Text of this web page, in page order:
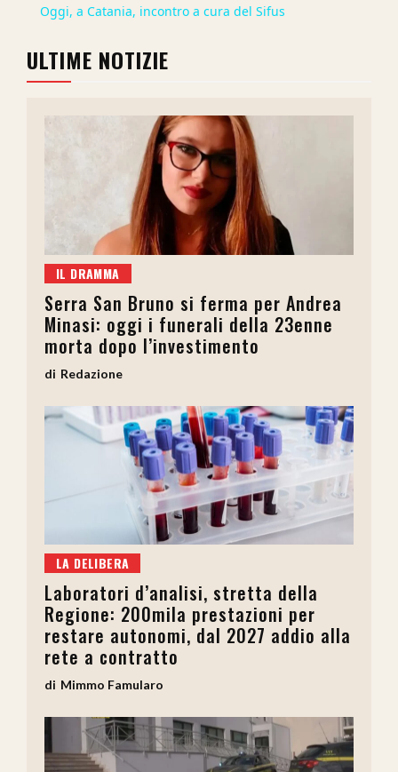
Oggi, a Catania, incontro a cura del Sifus
ULTIME NOTIZIE
IL DRAMMA
Serra San Bruno si ferma per Andrea
Minasi: oggi i funerali della 23enne
morta dopo l’investimento
Redazione
LA DELIBERA
Laboratori d’analisi, stretta della
Regione: 200mila prestazioni per
restare autonomi, dal 2027 addio alla
rete a contratto
Mimmo Famularo